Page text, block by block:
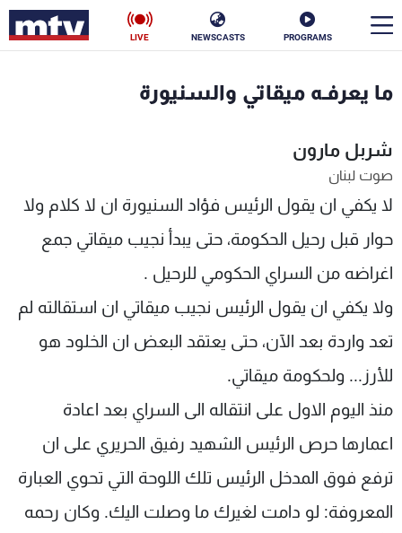
PROGRAMS
NEWSCASTS
LIVE
ما يعرفـه ميقاتي والسنيورة
شربل مارون
صوت لبنان
لا يكفي ان يقول الرئيس فؤاد السنيورة ان لا كلام ولا
حوار قبل رحيل الحكومة، حتى يبدأ نجيب ميقاتي جمع
اغراضه من السراي الحكومي للرحيل .
ولا يكفي ان يقول الرئيس نجيب ميقاتي ان استقالته لم
تعد واردة بعد الآن، حتى يعتقد البعض ان الخلود هو
للأرز... ولحكومة ميقاتي.
منذ اليوم الاول على انتقاله الى السراي بعد اعادة
اعمارها حرص الرئيس الشهيد رفيق الحريري على ان
ترفع فوق المدخل الرئيس تلك اللوحة التي تحوي العبارة
المعروفة: لو دامت لغيرك ما وصلت اليك. وكان رحمه
سياسة
إقتصاد فن
منوعات رياضة
البرامج
شاهد البرامج
الترددات
عن MTV
الإنـتـاج
وظائف
تواصل معنا